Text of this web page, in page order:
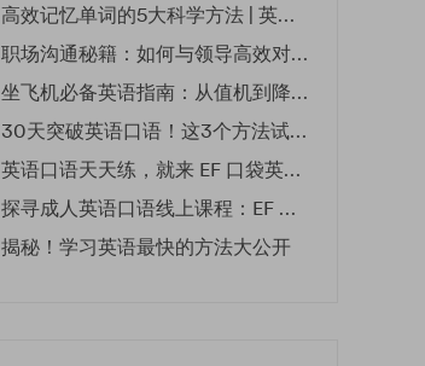
高效记忆单词的5大科学方法 | 英语学习必备技巧
职场沟通秘籍：如何与领导高效对话 | EF英孚职场指南
坐飞机必备英语指南：从值机到降落的全流程表达
30天突破英语口语！这3个方法试过的人都说有效
英语口语天天练，就来 EF 口袋英语微信小程序
探寻成人英语口语线上课程：EF 英孚教育凭什么领航
揭秘！学习英语最快的方法大公开